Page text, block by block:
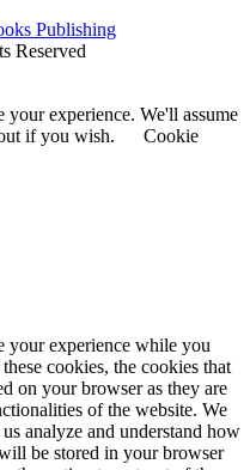
Reserved
experience. We'll assume
if you wish.
Cookie
your experience while you
cookies, the cookies that
on your browser as they are
of the website. We
analyze and understand how
be stored in your browser